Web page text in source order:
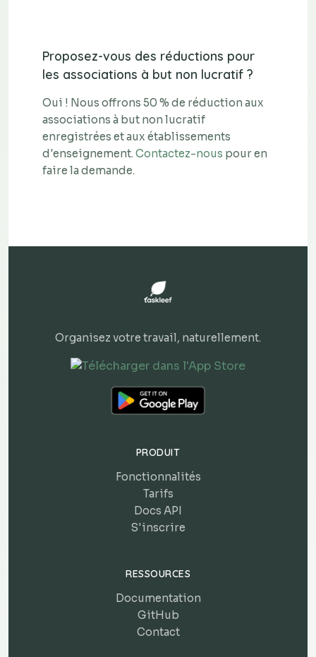
Proposez-vous des réductions pour
les associations à but non lucratif ?
Oui ! Nous offrons 50 % de réduction aux
associations à but non lucratif
enregistrées et aux établissements
d'enseignement. Contactez-nous pour en
faire la demande.
Organisez votre travail, naturellement.
PRODUIT
Fonctionnalités
Tarifs
Docs API
S'inscrire
RESSOURCES
Documentation
GitHub
Contact